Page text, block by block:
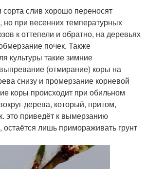
слив хорошо переносят
но при весенних температурных
к оттепели и обратно, на деревьях
почек. Также
культуры такие зимние
(отмирание) коры на
снизу и промерзание корневой
коры происходит при обильном
дерева, который, притом,
это приведёт к вымерзанию
лишь примораживать грунт